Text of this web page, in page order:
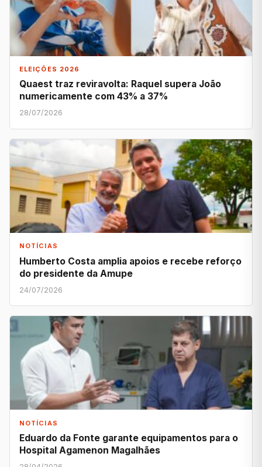
ELEIÇÕES 2026
Quaest traz reviravolta: Raquel supera João
numericamente com 43% a 37%
28/07/2026
NOTÍCIAS
Humberto Costa amplia apoios e recebe reforço
do presidente da Amupe
24/07/2026
NOTÍCIAS
Eduardo da Fonte garante equipamentos para o
Hospital Agamenon Magalhães